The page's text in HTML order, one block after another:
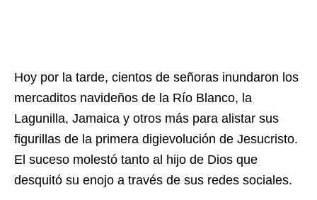
Hoy por la tarde, cientos de señoras inundaron los
mercaditos navideños de la Río Blanco, la
Lagunilla, Jamaica y otros más para alistar sus
figurillas de la primera digievolución de Jesucristo.
El suceso molestó tanto al hijo de Dios que
desquitó su enojo a través de sus redes sociales.